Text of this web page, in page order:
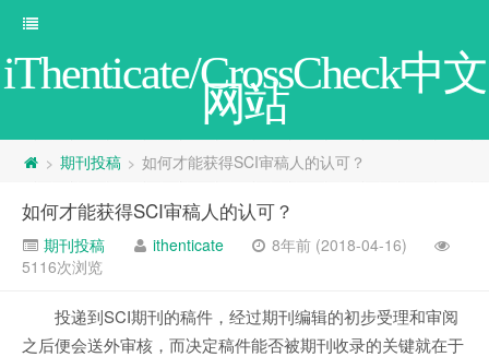
iThenticate/CrossCheck中文
网站
> 期刊投稿 > 如何才能获得SCI审稿人的认可？
如何才能获得SCI审稿人的认可？
期刊投稿 ithenticate
8年前 (2018-04-16)
5116次浏览
投递到SCI期刊的稿件，经过期刊编辑的初步受理和审阅
之后便会送外审核，而决定稿件能否被期刊收录的关键就在于